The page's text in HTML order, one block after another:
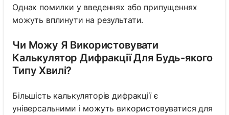
Однак помилки у введеннях або припущеннях
можуть вплинути на результати.
Чи Можу Я Використовувати
Калькулятор Дифракції Для Будь-якого
Типу Хвилі?
Більшість калькуляторів дифракції є
універсальними і можуть використовуватися для